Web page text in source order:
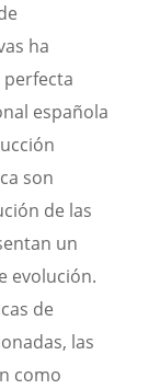
ha
española
son
de las
un
evolución.
de
las
como